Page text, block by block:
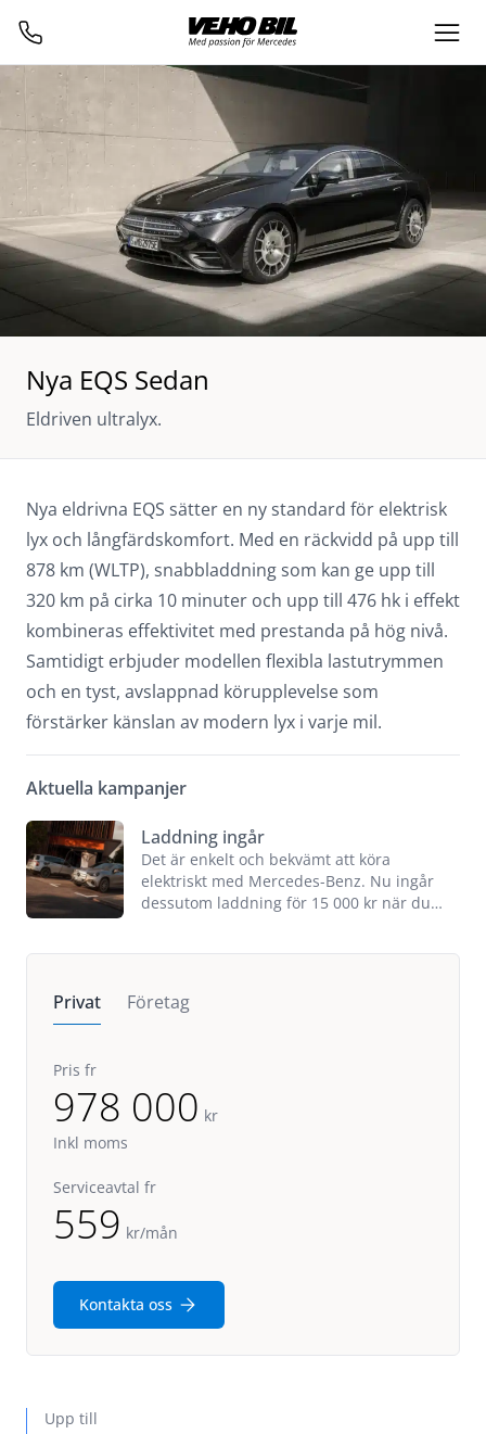
Nya EQS Sedan
Eldriven ultralyx.
Nya eldrivna EQS sätter en ny standard för elektrisk
lyx och långfärdskomfort. Med en räckvidd på upp till
878 km (WLTP), snabbladdning som kan ge upp till
320 km på cirka 10 minuter och upp till 476 hk i effekt
kombineras effektivitet med prestanda på hög nivå.
Samtidigt erbjuder modellen flexibla lastutrymmen
och en tyst, avslappnad körupplevelse som
förstärker känslan av modern lyx i varje mil.
Aktuella kampanjer
Laddning ingår
Det är enkelt och bekvämt att köra
elektriskt med Mercedes-Benz. Nu ingår
dessutom laddning för 15 000 kr när du…
Privat Företag
Pris fr
978 000 kr
Inkl moms
Serviceavtal fr
559 kr/mån
Kontakta oss
Upp till